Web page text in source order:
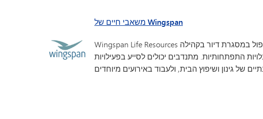
משאבי חיים של Wingspan
Wingspan Life Resources הוא ארגון ללא כוונת רווח המציע שירותי טיפול במסגרת דיור בקהילה
התפתחותיות. מתנדבים יכולים לסייע בפעילויות